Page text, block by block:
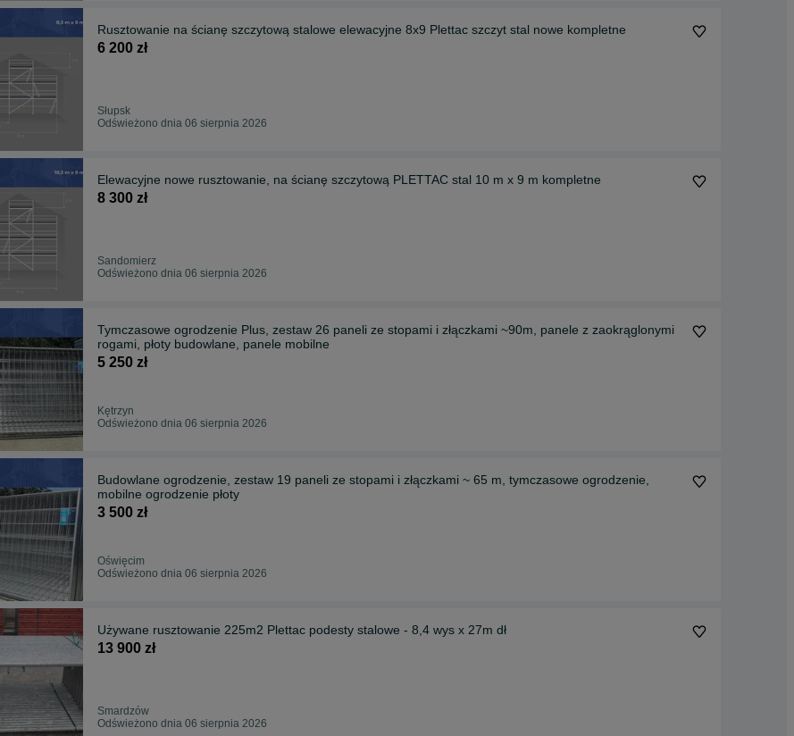
Rusztowanie na ścianę szczytową stalowe elewacyjne 8x9 Plettac szczyt stal nowe kompletne
6 200 zł
Słupsk
Odświeżono dnia 06 sierpnia 2026
Elewacyjne nowe rusztowanie, na ścianę szczytową PLETTAC stal 10 m x 9 m kompletne
8 300 zł
Sandomierz
Odświeżono dnia 06 sierpnia 2026
Tymczasowe ogrodzenie Plus, zestaw 26 paneli ze stopami i złączkami ~90m, panele z zaokrąglonymi
rogami, płoty budowlane, panele mobilne
5 250 zł
Kętrzyn
Odświeżono dnia 06 sierpnia 2026
Budowlane ogrodzenie, zestaw 19 paneli ze stopami i złączkami ~ 65 m, tymczasowe ogrodzenie,
mobilne ogrodzenie płoty
3 500 zł
Oświęcim
Odświeżono dnia 06 sierpnia 2026
Używane rusztowanie 225m2 Plettac podesty stalowe - 8,4 wys x 27m dł
13 900 zł
Smardzów
Odświeżono dnia 06 sierpnia 2026